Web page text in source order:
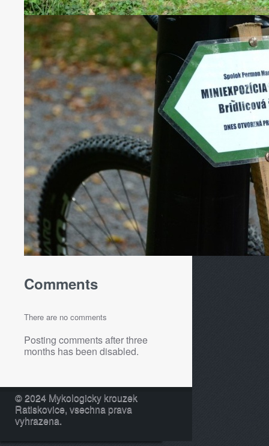
Comments
There are no comments
Posting comments after three
months has been disabled.
© 2024 Mykologicky krouzek
Ratiskovice, vsechna prava
vyhrazena.